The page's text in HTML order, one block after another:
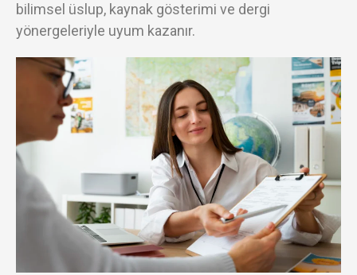
bilimsel üslup, kaynak gösterimi ve dergi
yönergeleriyle uyum kazanır.